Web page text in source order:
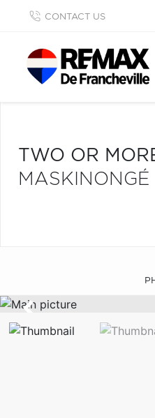
CONTACT US
TWO OR
MASKINONGÉ